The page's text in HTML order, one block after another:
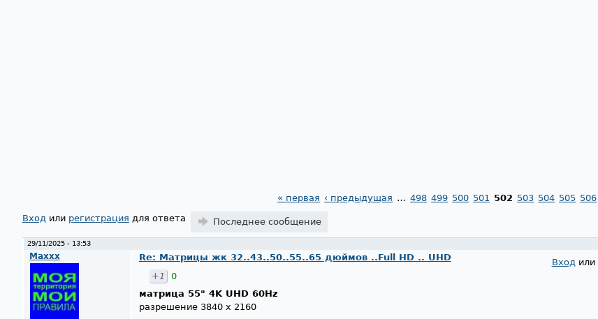
Страницы
« первая ‹ предыдущая … 498 499 500 501 502 503 504 505 506
Входили регистрация для ответа Последнее сообщение
29/11/2025 - 13:53
Maxxx
Входили
Re: Матрицы жк 32..43..50..55..65 дюймов ..Full HD .. UHD
+1
0
матрица 55" 4K UHD 60Hz
разрешение 3840 x 2160